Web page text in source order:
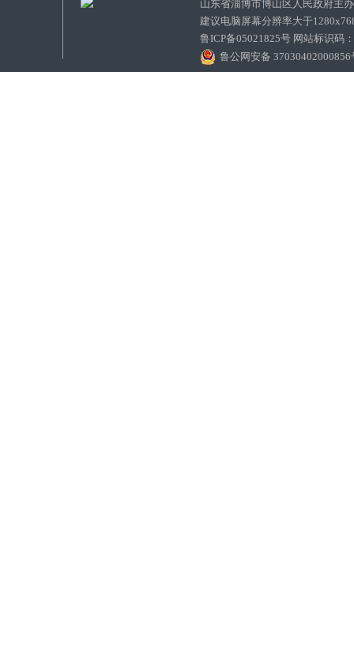
山东省淄博市博山区人民政府
建议电脑屏幕分辨率大于
鲁ICP备05021825号 网站标识码
鲁公网安备 37030402000856